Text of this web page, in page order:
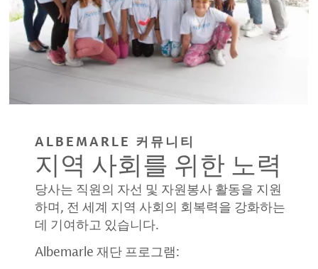
ALBEMARLE 커뮤니티
지역 사회를 위한 노력
당사는 직원의 자선 및 자원봉사 활동을 지원
하며, 전 세계 지역 사회의 회복력을 강화하는
데 기여하고 있습니다.
Albemarle 재단 프로그램: